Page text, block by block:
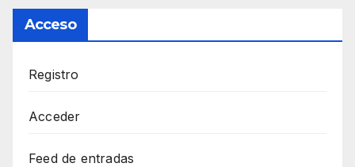
Acceso
Registro
Acceder
Feed de entradas